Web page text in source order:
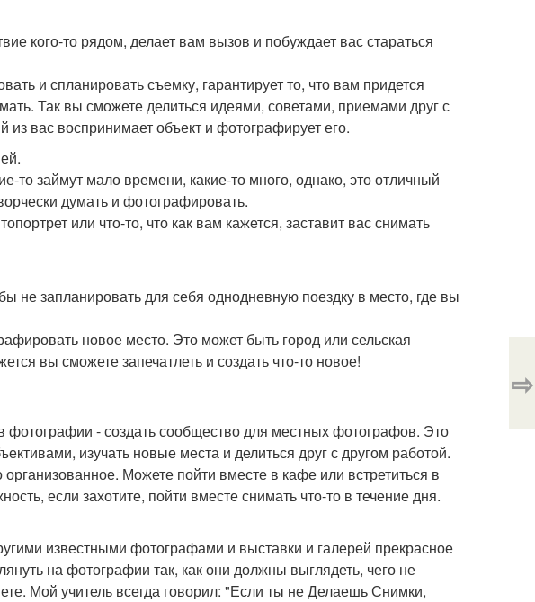
кого-то рядом, делает вам вызов и побуждает вас стараться
и спланировать съемку, гарантирует то, что вам придется
Так вы сможете делиться идеями, советами, приемами друг с
из вас воспринимает объект и фотографирует его.
то займут мало времени, какие-то много, однако, это отличный
думать и фотографировать.
или что-то, что как вам кажется, заставит вас снимать
не запланировать для себя однодневную поездку в место, где вы
новое место. Это может быть город или сельская
вы сможете запечатлеть и создать что-то новое!
- создать сообщество для местных фотографов. Это
изучать новые места и делиться друг с другом работой.
Можете пойти вместе в кафе или встретиться в
если захотите, пойти вместе снимать что-то в течение дня.
известными фотографами и выставки и галерей прекрасное
на фотографии так, как они должны выглядеть, чего не
Мой учитель всегда говорил: "Если ты не Делаешь Снимки,
⇨